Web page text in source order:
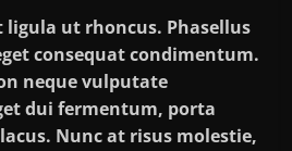
ligula ut rhoncus. Phasellus
consequat condimentum.
neque vulputate
dui fermentum, porta
Nunc at risus molestie,